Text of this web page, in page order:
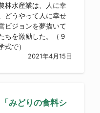
林水産業は、人に幸
どうやって人に幸せ
ビジョンを夢描いて
ちを激励した。（９
で）
2021年4月15日
みどりの食料シ